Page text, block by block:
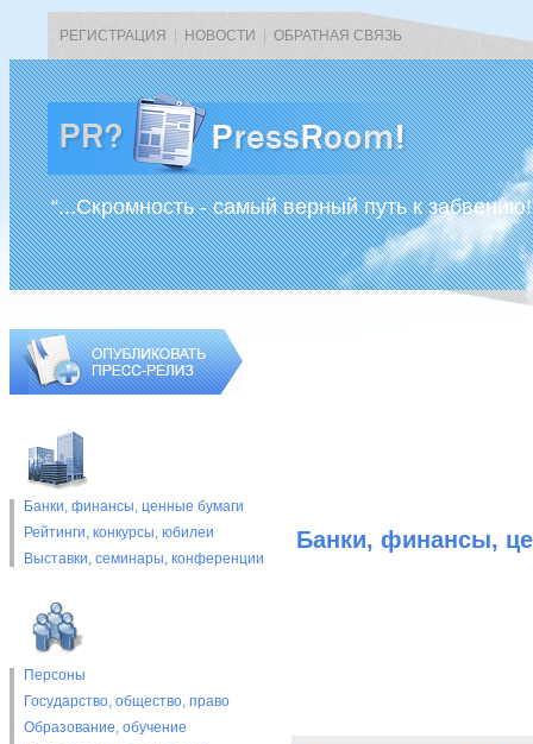
РЕГИСТРАЦИЯ НОВОСТИ ОБРАТНАЯ СВЯЗЬ
“...Скромность - самый верный путь к
Банки, финансы, ценные бумаги
Рейтинги, конкурсы, юбилеи
Выставки, cеминары, конференции
Персоны
Государство, общество, право
Образование, обучение
Банки, финансы,